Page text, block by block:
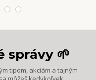
správy 🌱
tipom, akciám a tajným